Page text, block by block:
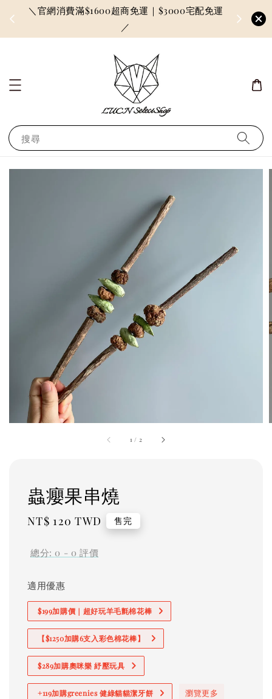
＼官網消費滿$1600超商免運｜$3000宅配免運
／
因訂單
搜尋
1 / 2
蟲癭果串燒
Regular
NT$ 120 TWD 售完
總分: 0 - 0 評價
適用優惠
$199加購價｜超好玩羊毛氈棉花棒
【$1250加購6支入彩色棉花棒】
$289加購奧咪樂 紓壓玩具
+119加購greenies 健綠貓貓潔牙餅 瀏覽更多